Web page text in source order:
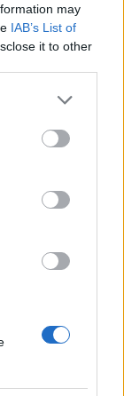
may
IAB’s List of
it to other
jelenlegi
a
várható